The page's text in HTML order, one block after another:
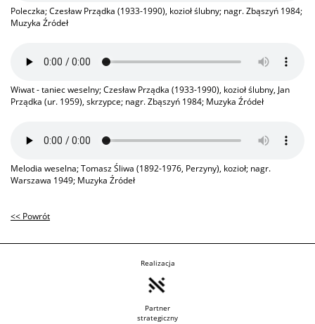
Poleczka; Czesław Prządka (1933-1990), kozioł ślubny; nagr. Zbąszyń 1984;
Muzyka Źródeł
Wiwat - taniec weselny; Czesław Prządka (1933-1990), kozioł ślubny, Jan
Prządka (ur. 1959), skrzypce; nagr. Zbąszyń 1984; Muzyka Źródeł
Melodia weselna; Tomasz Śliwa (1892-1976, Perzyny), kozioł; nagr.
Warszawa 1949; Muzyka Źródeł
<< Powrót
Realizacja
Partner
strategiczny